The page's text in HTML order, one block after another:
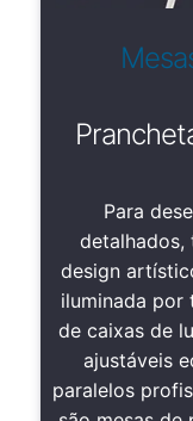
Para
detalhados,
design
iluminada por
de caixas de
ajustáveis
paralelos